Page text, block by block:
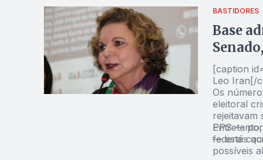
BASTIDORES
Base
[caption
Leo Iran[/
Os
eleitoral
rejeitavam
PPS —
— está
federais
possíveis